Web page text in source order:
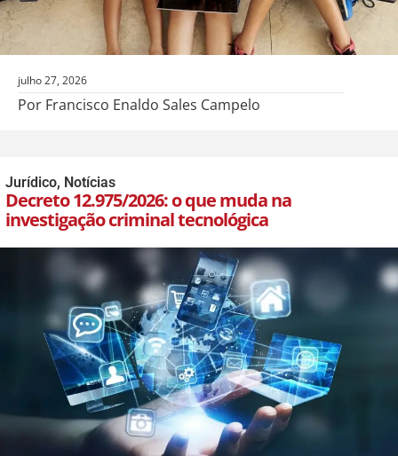
julho 27, 2026
Por Francisco Enaldo Sales Campelo
Jurídico, Notícias
Decreto 12.975/2026: o que muda na
investigação criminal tecnológica